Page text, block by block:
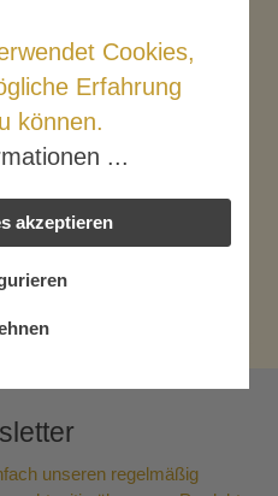
treffen sich in einer
die Florina-Paprika
unseren regelmäßig
Cookies,
Erfahrung
können.
...
akzeptieren